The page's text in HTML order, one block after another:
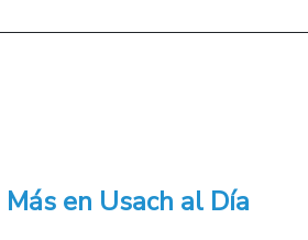
Más en Usach al Día